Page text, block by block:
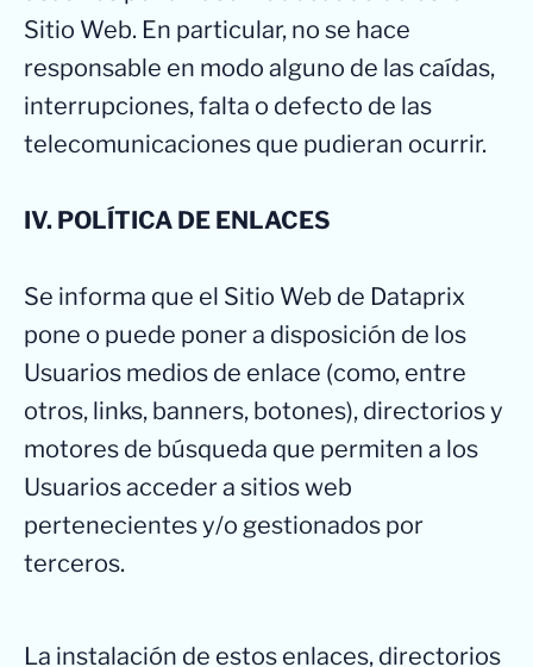
Sitio Web. En particular, no se hace
responsable en modo alguno de las caídas,
interrupciones, falta o defecto de las
telecomunicaciones que pudieran ocurrir.
IV. POLÍTICA DE ENLACES
Se informa que el Sitio Web de Dataprix
pone o puede poner a disposición de los
Usuarios medios de enlace (como, entre
otros, links, banners, botones), directorios y
motores de búsqueda que permiten a los
Usuarios acceder a sitios web
pertenecientes y/o gestionados por
terceros.
La instalación de estos enlaces, directorios